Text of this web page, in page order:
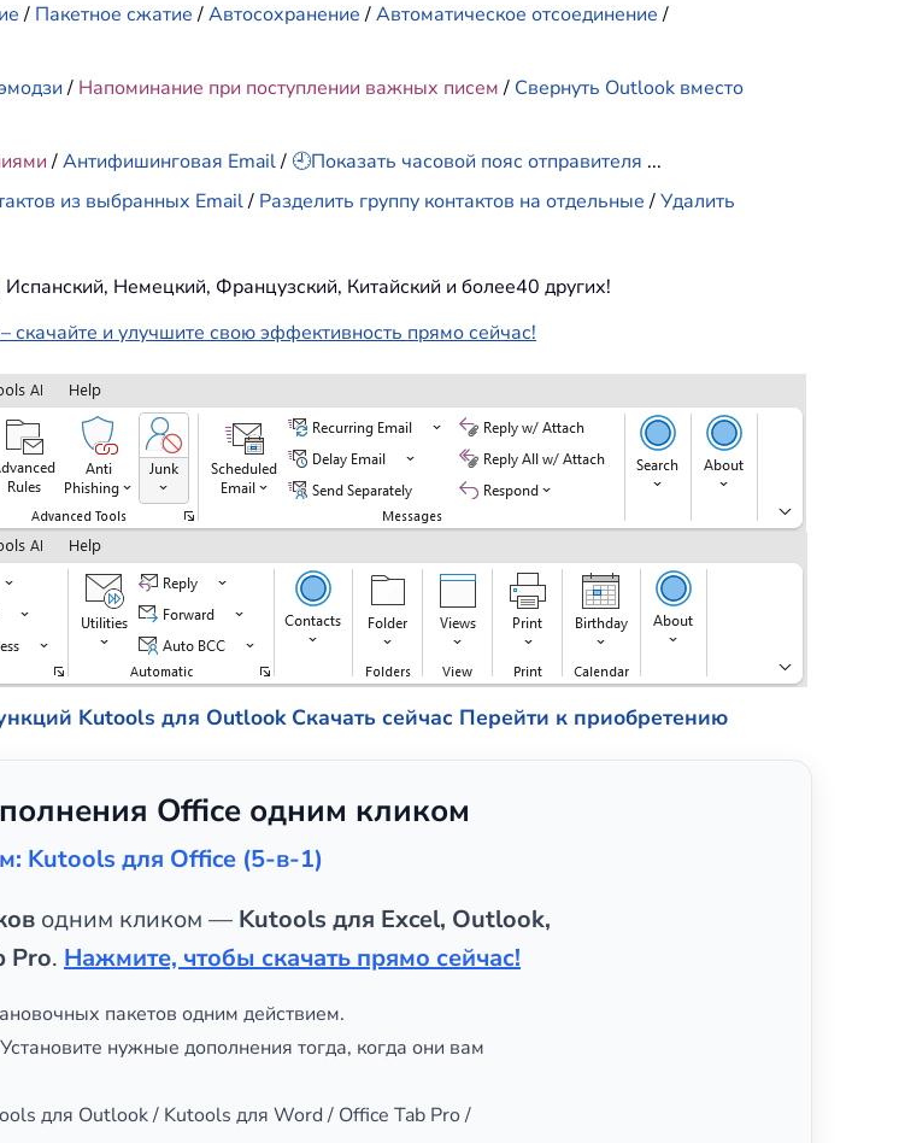
/ Пакетное сжатие/Автосохранение/Автоматическое отсоединение/
/ Напоминание при поступлении важных писем/ Свернуть Outlook вместо
/Антифишинговая Email/ 🕘Показать часовой пояс отправителя ...
из выбранных Email/ Разделить группу контактов на отдельные/Удалить
Немецкий, Французский, Китайский и более40 других!
и улучшите свою эффективность прямо сейчас!
Kutools для Outlook Скачать сейчас Перейти к приобретению
Office одним кликом
Kutools для Office (5-в-1)
одним кликом — Kutools для Excel, Outlook,
Pro. Нажмите, чтобы скачать прямо сейчас!
пакетов одним действием.
нужные дополнения тогда, когда они вам
для Outlook / Kutools для Word / Office Tab Pro /